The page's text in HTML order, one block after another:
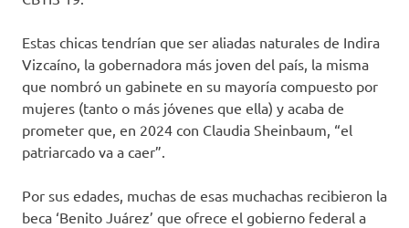
Estas chicas tendrían que ser aliadas naturales de Indira
Vizcaíno, la gobernadora más joven del país, la misma
que nombró un gabinete en su mayoría compuesto por
mujeres (tanto o más jóvenes que ella) y acaba de
prometer que, en 2024 con Claudia Sheinbaum, “el
patriarcado va a caer”.
Por sus edades, muchas de esas muchachas recibieron la
beca ‘Benito Juárez’ que ofrece el gobierno federal a